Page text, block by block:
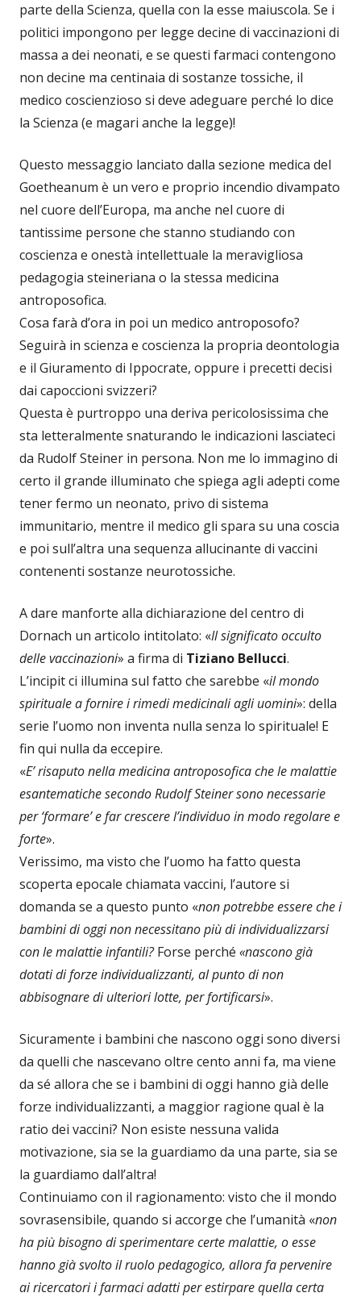
parte della Scienza, quella con la esse maiuscola. Se i
politici impongono per legge decine di vaccinazioni di
massa a dei neonati, e se questi farmaci contengono
non decine ma centinaia di sostanze tossiche, il
medico coscienzioso si deve adeguare perché lo dice
la Scienza (e magari anche la legge)!
Questo messaggio lanciato dalla sezione medica del
Goetheanum è un vero e proprio incendio divampato
nel cuore dell’Europa, ma anche nel cuore di
tantissime persone che stanno studiando con
coscienza e onestà intellettuale la meravigliosa
pedagogia steineriana o la stessa medicina
antroposofica.
Cosa farà d’ora in poi un medico antroposofo?
Seguirà in scienza e coscienza la propria deontologia
e il Giuramento di Ippocrate, oppure i precetti decisi
dai capoccioni svizzeri?
Questa è purtroppo una deriva pericolosissima che
sta letteralmente snaturando le indicazioni lasciateci
da Rudolf Steiner in persona. Non me lo immagino di
certo il grande illuminato che spiega agli adepti come
tener fermo un neonato, privo di sistema
immunitario, mentre il medico gli spara su una coscia
e poi sull’altra una sequenza allucinante di vaccini
contenenti sostanze neurotossiche.
A dare manforte alla dichiarazione del centro di
Dornach un articolo intitolato: «Il significato occulto
delle vaccinazioni» a firma di Tiziano Bellucci.
L’incipit ci illumina sul fatto che sarebbe «il mondo
spirituale a fornire i rimedi medicinali agli uomini»: della
serie l’uomo non inventa nulla senza lo spirituale! E
fin qui nulla da eccepire.
«E’ risaputo nella medicina antroposofica che le malattie
esantematiche secondo Rudolf Steiner sono necessarie
per ‘formare’ e far crescere l’individuo in modo regolare e
forte».
Verissimo, ma visto che l’uomo ha fatto questa
scoperta epocale chiamata vaccini, l’autore si
domanda se a questo punto «non potrebbe essere che i
bambini di oggi non necessitano più di individualizzarsi
con le malattie infantili?Forse perché «nascono già
dotati di forze individualizzanti, al punto di non
abbisognare di ulteriori lotte, per fortificarsi».
Sicuramente i bambini che nascono oggi sono diversi
da quelli che nascevano oltre cento anni fa, ma viene
da sé allora che se i bambini di oggi hanno già delle
forze individualizzanti, a maggior ragione qual è la
ratio dei vaccini? Non esiste nessuna valida
motivazione, sia se la guardiamo da una parte, sia se
la guardiamo dall’altra!
Continuiamo con il ragionamento: visto che il mondo
sovrasensibile, quando si accorge che l’umanità «non
ha più bisogno di sperimentare certe malattie, o esse
hanno già svolto il ruolo pedagogico, allora fa pervenire
ai ricercatori i farmaci adatti per estirpare quella certa